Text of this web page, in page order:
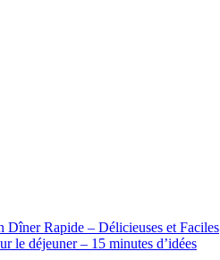
Dîner Rapide – Délicieuses et Faciles
le déjeuner – 15 minutes d’idées